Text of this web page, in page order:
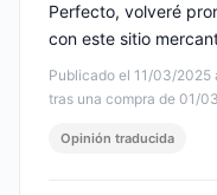
Publicado el 11/03/2025
tras una compra de 01/
Perfecto, volveré
con este sitio
Opinión traducida